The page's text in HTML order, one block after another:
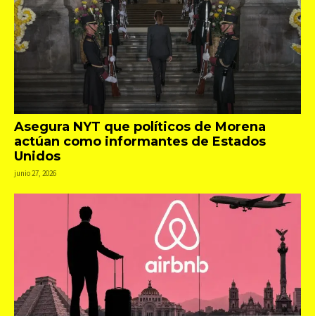
Asegura NYT que políticos de Morena
actúan como informantes de Estados
Unidos
junio 27, 2026